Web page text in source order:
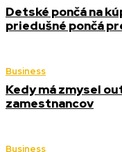
Detské pončá na
priedušné pončá
Business
Kedy má zmysel
zamestnancov
Business